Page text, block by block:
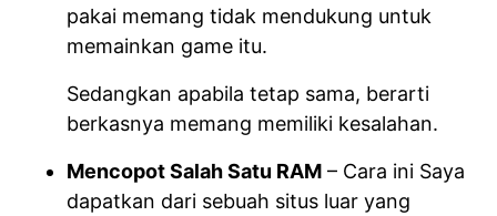
pakai memang tidak mendukung untuk
memainkan game itu.
Sedangkan apabila tetap sama, berarti
berkasnya memang memiliki kesalahan.
Mencopot Salah Satu RAM – Cara ini Saya
dapatkan dari sebuah situs luar yang